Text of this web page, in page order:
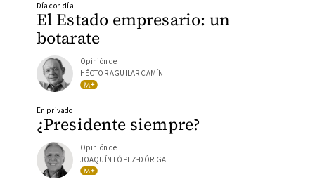
El Estado empresario: un
botarate
Día con día
Opinión de
HÉCTOR AGUILAR CAMÍN
¿Presidente siempre?
En privado
Opinión de
JOAQUÍN LÓPEZ-DÓRIGA